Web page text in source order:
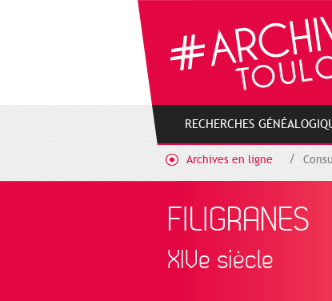
RECHERCHES
Archives en ligne
FILIGRANES
XIVe siècle
Cookies management panel